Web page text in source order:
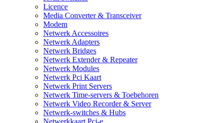
Licence
Media Converter & Transceiver
Modem
Netwerk Accessoires
Netwerk Adapters
Netwerk Bridges
Netwerk Extender & Repeater
Netwerk Modules
Netwerk Pci Kaart
Netwerk Print Servers
Netwerk Time-servers & Toebehoren
Netwerk Video Recorder & Server
Netwerk-switches & Hubs